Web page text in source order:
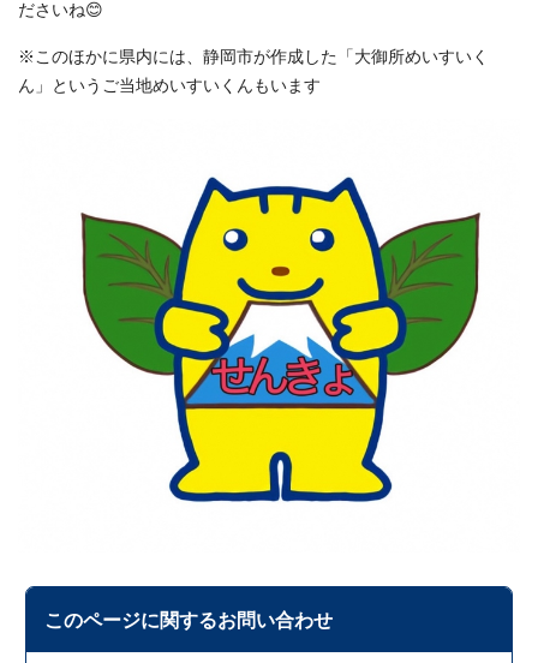
ださいね😊
※このほかに県内には、静岡市が作成した「大御所めいすいく
ん」というご当地めいすいくんもいます
このページに関するお問い合わせ